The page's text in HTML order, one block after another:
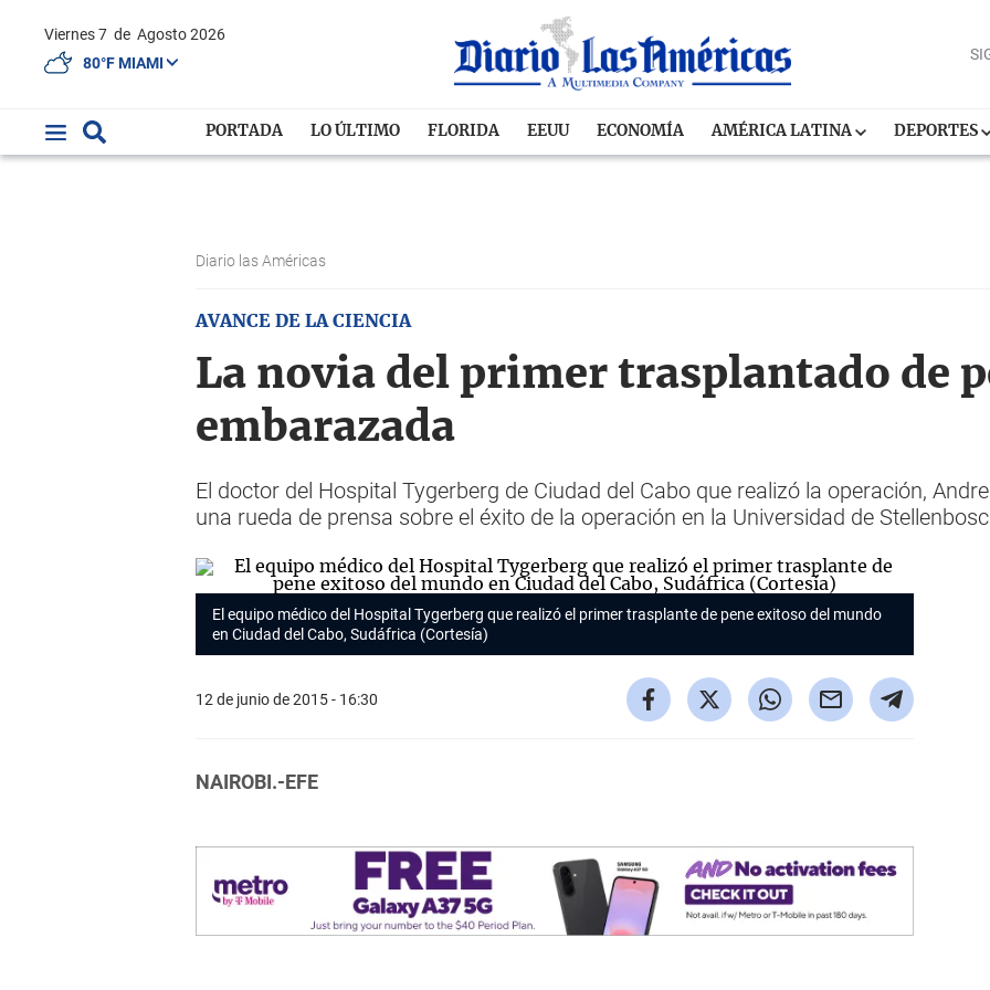
Viernes 7 de Agosto 2026
80°F MIAMI
PORTADA LO ÚLTIMO FLORIDA EEUU ECONOMÍA AMÉRICA LATINA DEPORTES
Diario las Américas
AVANCE DE LA CIENCIA
La novia del primer trasplantado de
embarazada
El doctor del Hospital Tygerberg de Ciudad del Cabo que realizó la operación,
una rueda de prensa sobre el éxito de la operación en la Universidad de
El equipo médico del Hospital Tygerberg que realizó el primer trasplante de pene exitoso del mundo
en Ciudad del Cabo, Sudáfrica (Cortesía)
12 de junio de 2015 - 16:30
NAIROBI.-EFE